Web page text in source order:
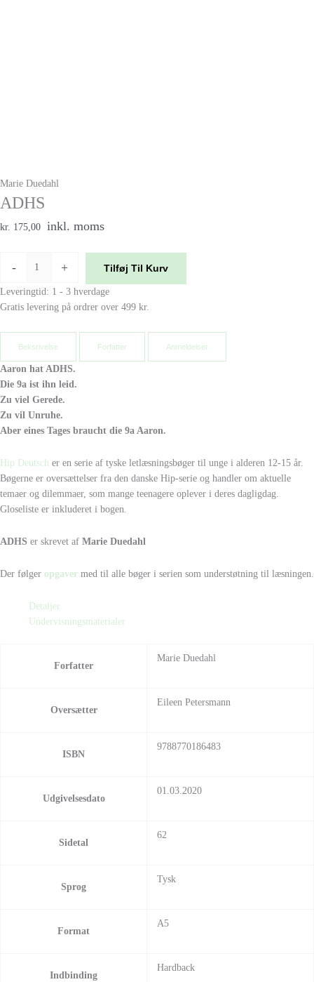
Marie Duedahl
ADHS
kr. 175,00 inkl. moms
- + Tilføj Til Kurv
Leveringtid: 1 - 3 hverdage
Gratis levering på ordrer over 499 kr.
Beksrivelse Forfatter Anmeldelser
Aaron hat ADHS.
Die 9a ist ihn leid.
Zu viel Gerede.
Zu vil Unruhe.
Aber eines Tages braucht die 9a Aaron.
Hip Deutsch er en serie af tyske letlæsningsbøger til unge i alderen 12-15 år.
Bøgerne er oversættelser fra den danske Hip-serie og handler om aktuelle
temaer og dilemmaer, som mange teenagere oplever i deres dagligdag.
Gloseliste er inkluderet i bogen
ADHS er skrevet af Marie Duedahl
Der følger opgaver med til alle bøger i serien som understøtning til læsningen.
Detaljer
Undervisningsmaterialer
Forfatter
Marie Duedahl
Oversætter
Eileen Petersmann
ISBN
9788770186483
Udgivelsesdato
01.03.2020
Sidetal
62
Sprog
Tysk
Format
A5
Indbinding
Hardback